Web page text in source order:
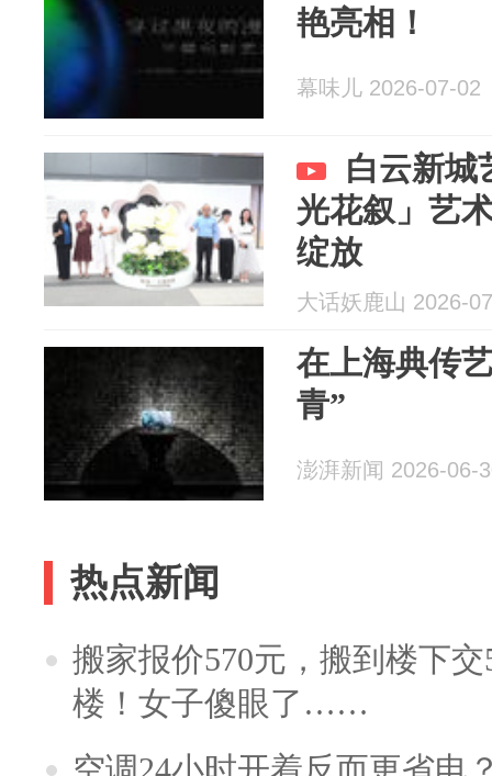
艳亮相！
幕味儿 2026-07-02
白云新城
光花叙」艺
绽放
大话妖鹿山 2026-
在上海典传
青”
澎湃新闻 2026-06-
热点新闻
搬家报价570元，搬到楼下
楼！女子傻眼了……
空调24小时开着反而更省电